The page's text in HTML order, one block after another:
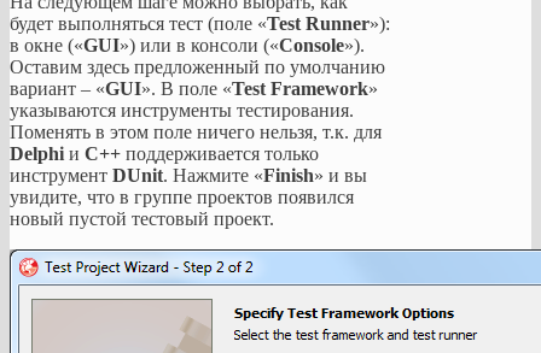
будет выполняться тест (поле «Test Runner»):
в окне («GUI») или в консоли («Console»).
Оставим здесь предложенный по умолчанию
вариант – «GUI». В поле «Test Framework»
указываются инструменты тестирования.
Поменять в этом поле ничего нельзя, т.к. для
Delphi и C++ поддерживается только
инструмент DUnit. Нажмите «Finish» и вы
увидите, что в группе проектов появился
новый пустой тестовый проект.